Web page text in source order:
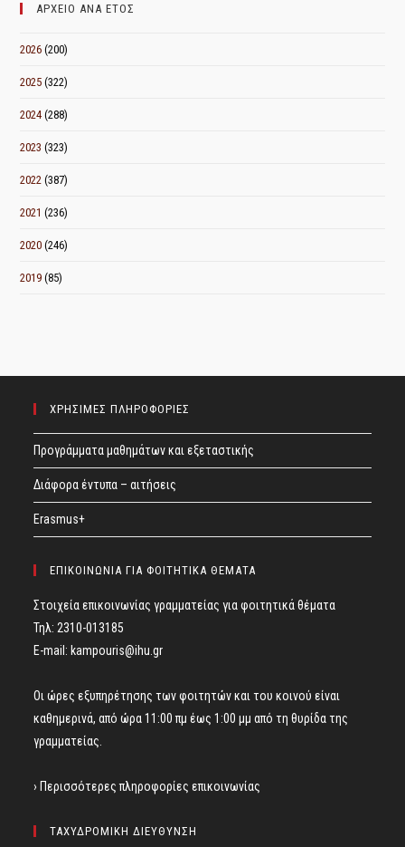
ΑΡΧΕΙΟ ΑΝΑ ΕΤΟΣ
2026 (200)
2025 (322)
2024 (288)
2023 (323)
2022 (387)
2021 (236)
2020 (246)
2019 (85)
ΧΡΗΣΙΜΕΣ ΠΛΗΡΟΦΟΡΙΕΣ
Προγράμματα μαθημάτων και εξεταστικής
Διάφορα έντυπα – αιτήσεις
Erasmus+
ΕΠΙΚΟΙΝΩΝΙΑ ΓΙΑ ΦΟΙΤΗΤΙΚΑ ΘΕΜΑΤΑ
Στοιχεία επικοινωνίας γραμματείας για φοιτητικά θέματα
Τηλ: 2310-013185
E-mail: kampouris@ihu.gr
Οι ώρες εξυπηρέτησης των φοιτητών και του κοινού είναι
καθημερινά, από ώρα 11:00 πμ έως 1:00 μμ από τη θυρίδα της
γραμματείας.
› Περισσότερες πληροφορίες επικοινωνίας
ΤΑΧΥΔΡΟΜΙΚΗ ΔΙΕΥΘΥΝΣΗ